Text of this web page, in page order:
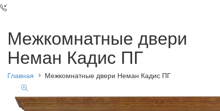
Межкомнатные двери
Неман Кадис ПГ
Главная Межкомнатные двери Неман Кадис ПГ